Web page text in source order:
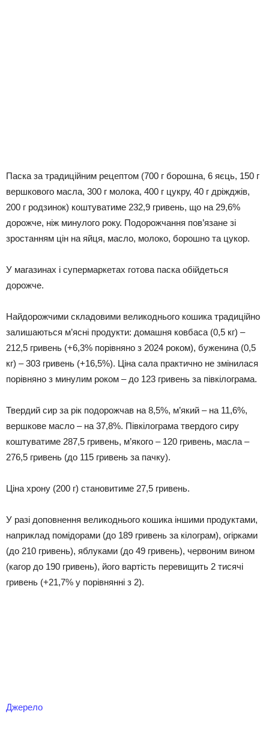
Паска за традиційним рецептом (700 г борошна, 6 яєць, 150 г
вершкового масла, 300 г молока, 400 г цукру, 40 г дріжджів,
200 г родзинок) коштуватиме 232,9 гривень, що на 29,6%
дорожче, ніж минулого року. Подорожчання пов’язане зі
зростанням цін на яйця, масло, молоко, борошно та цукор.
У магазинах і супермаркетах готова паска обійдеться
дорожче.
Найдорожчими складовими великоднього кошика традиційно
залишаються м’ясні продукти: домашня ковбаса (0,5 кг) –
212,5 гривень (+6,3% порівняно з 2024 роком), буженина (0,5
кг) – 303 гривень (+16,5%). Ціна сала практично не змінилася
порівняно з минулим роком – до 123 гривень за півкілограма.
Твердий сир за рік подорожчав на 8,5%, м’який – на 11,6%,
вершкове масло – на 37,8%. Півкілограма твердого сиру
коштуватиме 287,5 гривень, м’якого – 120 гривень, масла –
276,5 гривень (до 115 гривень за пачку).
Ціна хрону (200 г) становитиме 27,5 гривень.
У разі доповнення великоднього кошика іншими продуктами,
наприклад помідорами (до 189 гривень за кілограм), огірками
(до 210 гривень), яблуками (до 49 гривень), червоним вином
(кагор до 190 гривень), його вартість перевищить 2 тисячі
гривень (+21,7% у порівнянні з 2).
Джерело